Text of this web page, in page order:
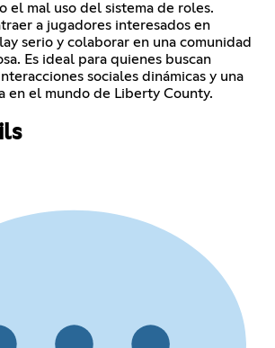
el mal uso del sistema de roles.
a jugadores interesados en
serio y colaborar en una comunidad
Es ideal para quienes buscan
sociales dinámicas y una
en el mundo de Liberty County.